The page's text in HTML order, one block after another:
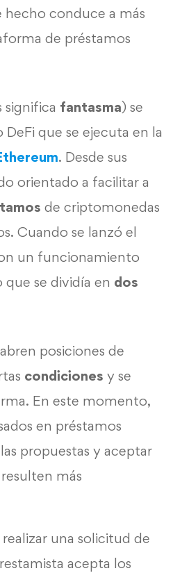
conduce a más
de préstamos
significa fantasma) se
que se ejecuta en la
. Desde sus
orientado a facilitar a
de criptomonedas
Cuando se lanzó el
un funcionamiento
se dividía en dos
abren posiciones de
condiciones y se
En este momento,
​​en préstamos
propuestas y aceptar
más
una solicitud de
acepta los